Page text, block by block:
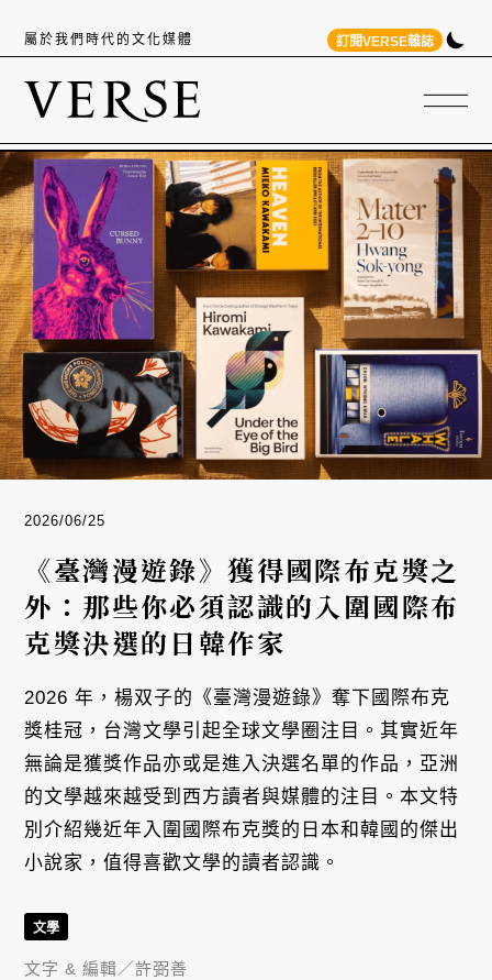
屬於我們時代的文化媒體 訂閱VERSE雜誌
2026/06/25
《臺灣漫遊錄》獲得國際布克獎之
外：那些你必須認識的入圍國際布
克獎決選的日韓作家
2026 年，楊双子的《臺灣漫遊錄》奪下國際布克
獎桂冠，台灣文學引起全球文學圈注目。其實近年
無論是獲獎作品亦或是進入決選名單的作品，亞洲
的文學越來越受到西方讀者與媒體的注目。本文特
別介紹幾近年入圍國際布克獎的日本和韓國的傑出
小說家，值得喜歡文學的讀者認識。
文學
文字 & 編輯／許弼善